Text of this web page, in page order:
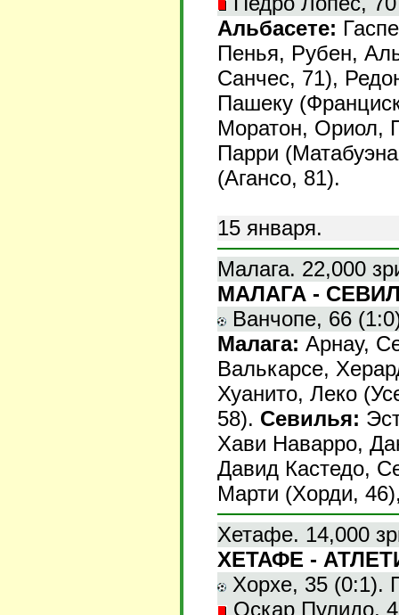
Альбасете:
Пенья, Рубен,
Санчес, 71),
Пашеку
Моратон, Ориол,
Парри
(Агансо, 81).
15 января.
Малага. 22,000
МАЛАГА -
Ванчопе, 66
Малага: Арнау,
Валькарсе,
Хуанито, Леко
58). Севилья:
Хави Наварро,
Давид Кастедо,
Марти (Хорди,
Хетафе. 14,000
ХЕТАФЕ -
Хорхе, 35 (0:1).
Оскар Пулидо,